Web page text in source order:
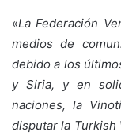
«La Federación
medios de
debido a los
y Siria, y en
naciones, la
disputar la Turkish